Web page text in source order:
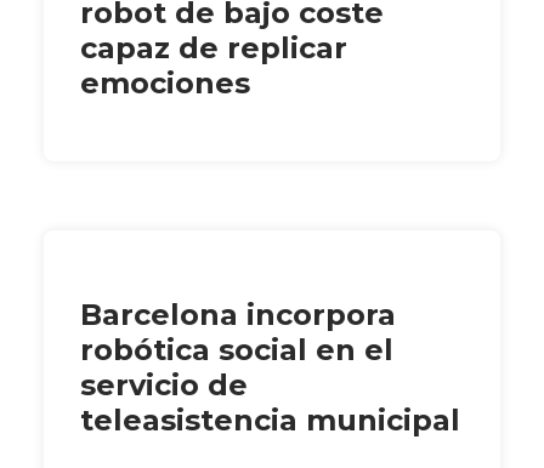
robot de bajo coste
capaz de replicar
emociones
Barcelona incorpora
robótica social en el
servicio de
teleasistencia municipal